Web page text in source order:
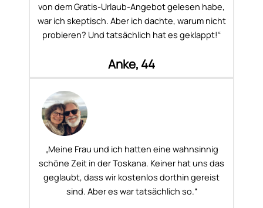
von dem Gratis-Urlaub-Angebot gelesen habe,
war ich skeptisch. Aber ich dachte, warum nicht
probieren? Und tatsächlich hat es geklappt!“
Anke, 44
„Meine Frau und ich hatten eine wahnsinnig
schöne Zeit in der Toskana. Keiner hat uns das
geglaubt, dass wir kostenlos dorthin gereist
sind. Aber es war tatsächlich so.“